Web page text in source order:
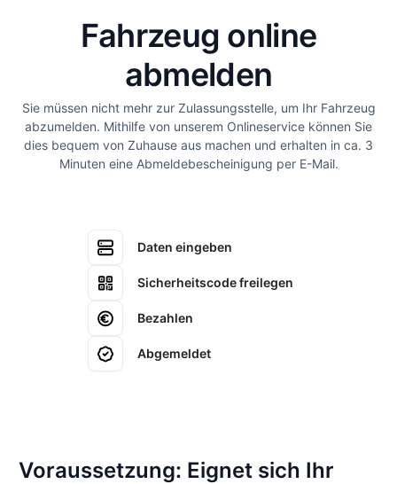
Fahrzeug online
abmelden
Sie müssen nicht mehr zur Zulassungsstelle, um Ihr Fahrzeug
abzumelden. Mithilfe von unserem Onlineservice können Sie
dies bequem von Zuhause aus machen und erhalten in ca. 3
Minuten eine Abmeldebescheinigung per E-Mail.
Daten eingeben
Sicherheitscode freilegen
Bezahlen
Abgemeldet
Voraussetzung: Eignet sich Ihr